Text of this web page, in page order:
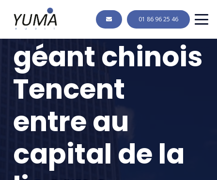
01 86 96 25 46
Jeux vidéo: le
géant chinois
Tencent
entre au
capital de la